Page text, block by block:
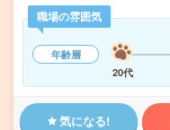
職場の雰囲気
年齢層
20代
気になる!